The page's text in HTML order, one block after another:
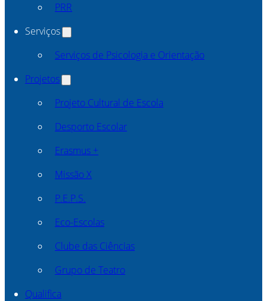
PRR
Serviços
Serviços de Psicologia e Orientação
Projetos
Projeto Cultural de Escola
Desporto Escolar
Erasmus +
Missão X
P.E.P.S.
Eco-Escolas
Clube das Ciências
Grupo de Teatro
Qualifica